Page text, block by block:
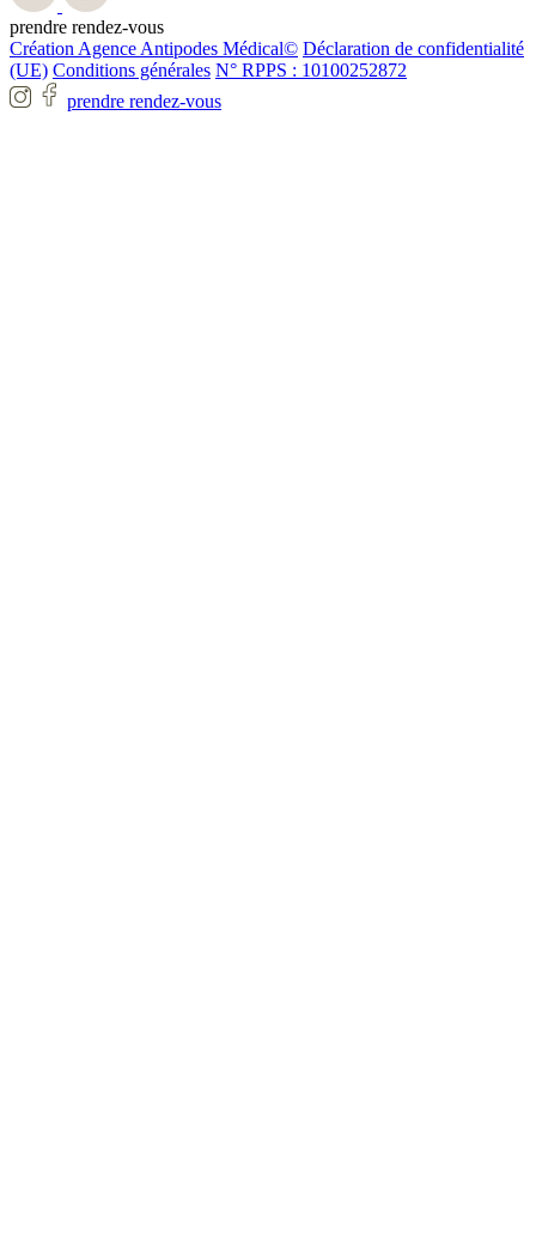
prendre rendez-vous
Création Agence Antipodes Médical© Déclaration de confidentialité
(UE) Conditions générales N° RPPS : 10100252872
prendre rendez-vous